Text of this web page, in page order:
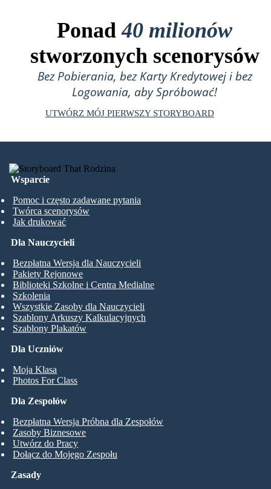
Ponad40 milionów
stworzonych scenorysów
Bez Pobierania, bez Karty Kredytowej i bez
Logowania, aby Spróbować!
UTWÓRZ MÓJ PIERWSZY STORYBOARD
Wsparcie
Pomoc i często zadawane pytania
Twórca scenorysów
Jak drukować
Dla Uczniów
Moja Klasa
Photos For Class
Dla Nauczycieli
Bezpłatna Wersja dla Nauczycieli
Pakiety Rejonowe
Biblioteki Szkolne i Centra Medialne
Szkolenia
Wszystkie Zasoby dla Nauczycieli
Szablony Arkuszy Kalkulacyjnych
Szablony Plakatów
Dla Zespołów
Bezpłatna Wersja Próbna dla Zespołów
Zasoby Biznesowe
Utwórz do Pracy
Dołącz do Mojego Zespołu
Zasady